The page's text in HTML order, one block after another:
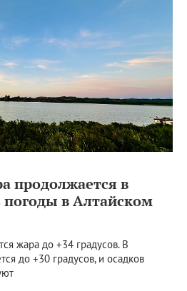
продолжается в
погоды в Алтайском
жара до +34 градусов. В
до +30 градусов, и осадков